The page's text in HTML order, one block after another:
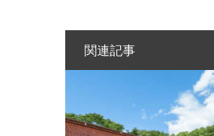
関連記事